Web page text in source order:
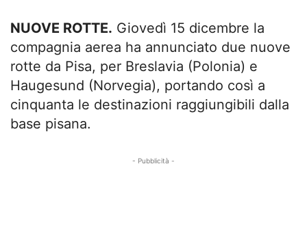
NUOVE ROTTE. Giovedì 15 dicembre la
compagnia aerea ha annunciato due nuove
rotte da Pisa, per Breslavia (Polonia) e
Haugesund (Norvegia), portando così a
cinquanta le destinazioni raggiungibili dalla
base pisana.
- Pubblicità -